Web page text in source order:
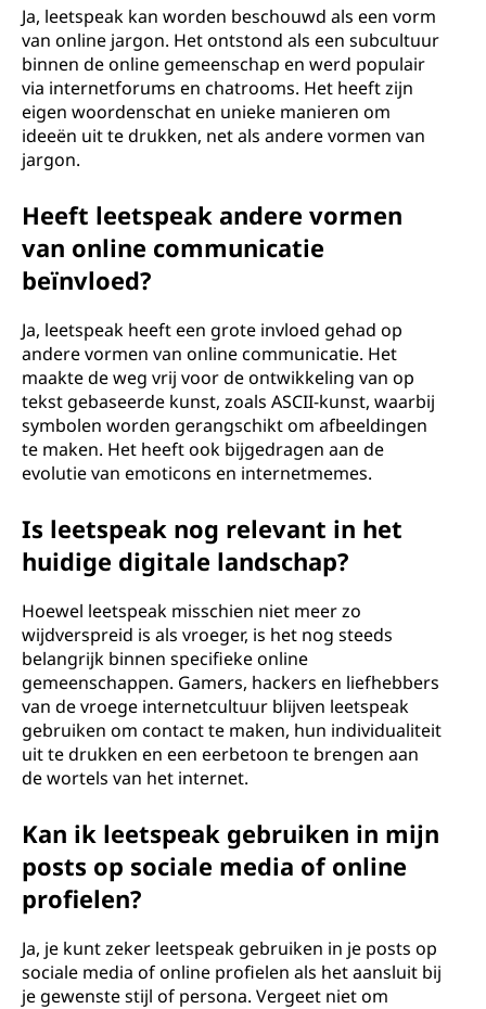
Ja, leetspeak kan worden beschouwd als een vorm
van online jargon. Het ontstond als een subcultuur
binnen de online gemeenschap en werd populair
via internetforums en chatrooms. Het heeft zijn
eigen woordenschat en unieke manieren om
ideeën uit te drukken, net als andere vormen van
jargon.
Heeft leetspeak andere vormen
van online communicatie
beïnvloed?
Ja, leetspeak heeft een grote invloed gehad op
andere vormen van online communicatie. Het
maakte de weg vrij voor de ontwikkeling van op
tekst gebaseerde kunst, zoals ASCII-kunst, waarbij
symbolen worden gerangschikt om afbeeldingen
te maken. Het heeft ook bijgedragen aan de
evolutie van emoticons en internetmemes.
Is leetspeak nog relevant in het
huidige digitale landschap?
Hoewel leetspeak misschien niet meer zo
wijdverspreid is als vroeger, is het nog steeds
belangrijk binnen specifieke online
gemeenschappen. Gamers, hackers en liefhebbers
van de vroege internetcultuur blijven leetspeak
gebruiken om contact te maken, hun individualiteit
uit te drukken en een eerbetoon te brengen aan
de wortels van het internet.
Kan ik leetspeak gebruiken in mijn
posts op sociale media of online
profielen?
Ja, je kunt zeker leetspeak gebruiken in je posts op
sociale media of online profielen als het aansluit bij
je gewenste stijl of persona. Vergeet niet om